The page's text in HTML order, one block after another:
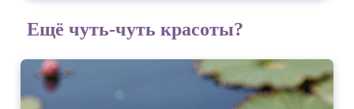
Ещё чуть-чуть красоты?